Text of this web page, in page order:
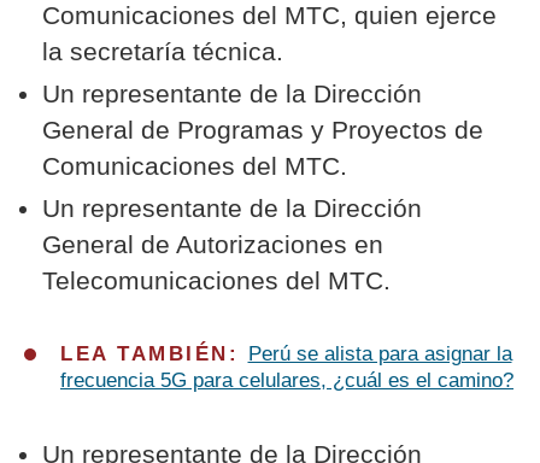
Comunicaciones del MTC, quien ejerce
la secretaría técnica.
Un representante de la Dirección
General de Programas y Proyectos de
Comunicaciones del MTC.
Un representante de la Dirección
General de Autorizaciones en
Telecomunicaciones del MTC.
LEA TAMBIÉN:
Perú se alista para asignar la
frecuencia 5G para celulares, ¿cuál es el camino?
Un representante de la Dirección